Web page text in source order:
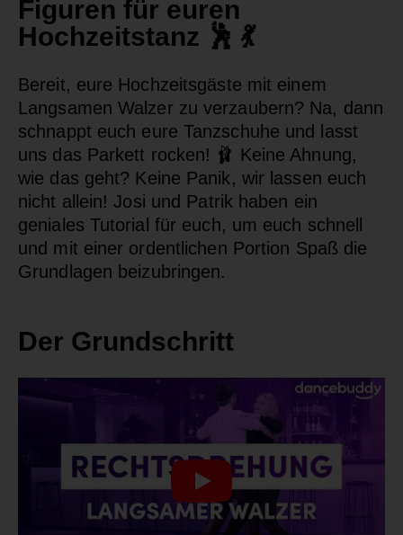
Figuren für euren
Hochzeitstanz 🕺 💃
Bereit, eure Hochzeitsgäste mit einem
Langsamen Walzer zu verzaubern? Na, dann
schnappt euch eure Tanzschuhe und lasst
uns das Parkett rocken! 🩰 Keine Ahnung,
wie das geht? Keine Panik, wir lassen euch
nicht allein! Josi und Patrik haben ein
geniales Tutorial für euch, um euch schnell
und mit einer ordentlichen Portion Spaß die
Grundlagen beizubringen.
Der Grundschritt